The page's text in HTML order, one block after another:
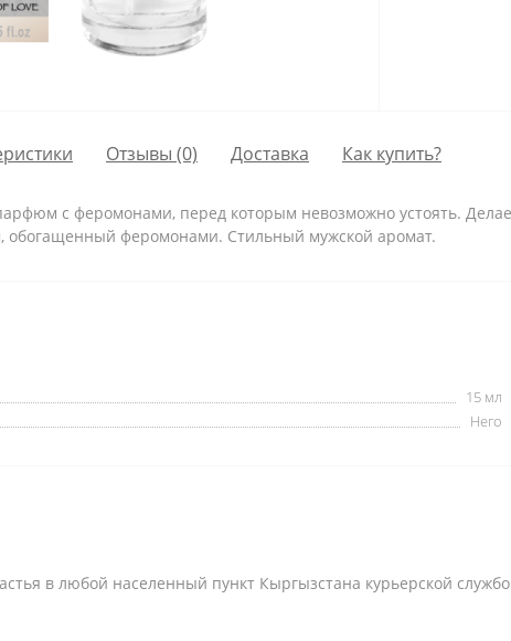
Отзывы (0) Доставка Как купить?
с феромонами, перед которым невозможно устоять.
обогащенный феромонами. Стильный мужской аромат.
15 мл
Него
в любой населенный пункт Кыргызстана курьерской